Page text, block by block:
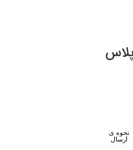
نحوه ی
ارسال